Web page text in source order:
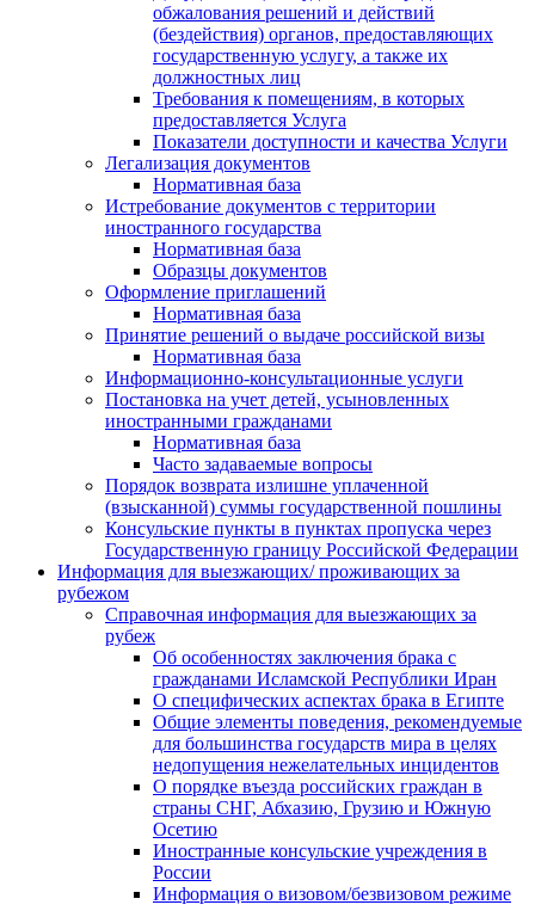
обжалования решений и действий
(бездействия) органов, предоставляющих
государственную услугу, а также их
должностных лиц
Требования к помещениям, в которых
предоставляется Услуга
Показатели доступности и качества Услуги
Легализация документов
Нормативная база
Истребование документов с территории
иностранного государства
Нормативная база
Образцы документов
Оформление приглашений
Нормативная база
Принятие решений о выдаче российской визы
Нормативная база
Информационно-консультационные услуги
Постановка на учет детей, усыновленных
иностранными гражданами
Нормативная база
Часто задаваемые вопросы
Порядок возврата излишне уплаченной
(взысканной) суммы государственной пошлины
Консульские пункты в пунктах пропуска через
Государственную границу Российской Федерации
Информация для выезжающих/ проживающих за
рубежом
Справочная информация для выезжающих за
рубеж
Об особенностях заключения брака с
гражданами Исламской Республики Иран
О специфических аспектах брака в Египте
Общие элементы поведения, рекомендуемые
для большинства государств мира в целях
недопущения нежелательных инцидентов
О порядке въезда российских граждан в
страны СНГ, Абхазию, Грузию и Южную
Осетию
Иностранные консульские учреждения в
России
Информация о визовом/безвизовом режиме